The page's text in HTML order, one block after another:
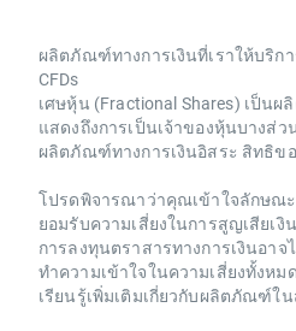
ผลิตภัณฑ์ทางการเงินที่เราให้บริก
CFDs
เศษหุ้น (Fractional Shares) เป็น
แสดงถึงการเป็นเจ้าของหุ้นบางส่ว
ผลิตภัณฑ์ทางการเงินอิสระ สิทธิข
โปรดพิจารณาว่าคุณเข้าใจลักษณ
ยอมรับความเสี่ยงในการสูญเสียเงิ
การลงทุนตราสารทางการเงินอา
ทำความเข้าใจในความเสี่ยงทั้งห
เรียนรู้เพิ่มเติมเกี่ยวกับผลิตภัณฑ์